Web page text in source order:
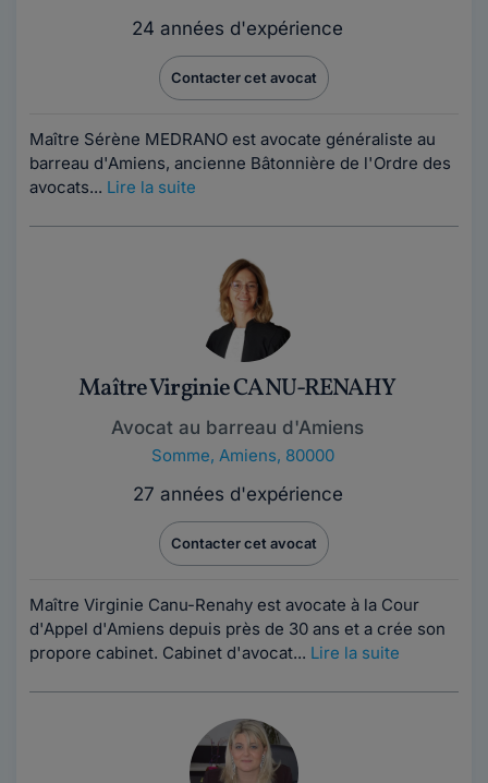
24 années d'expérience
Contacter cet avocat
Maître Sérène MEDRANO est avocate généraliste au
barreau d'Amiens, ancienne Bâtonnière de l'Ordre des
avocats... Lire la suite
Maître Virginie CANU-RENAHY
Avocat au barreau d'Amiens
Somme, Amiens, 80000
27 années d'expérience
Contacter cet avocat
Maître Virginie Canu-Renahy est avocate à la Cour
d'Appel d'Amiens depuis près de 30 ans et a crée son
propore cabinet. Cabinet d'avocat... Lire la suite